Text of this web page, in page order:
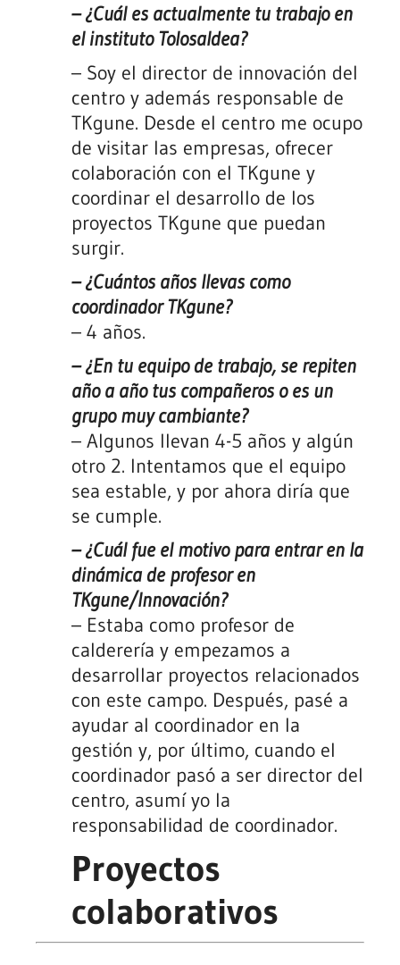
–¿Cuál es actualmente tu trabajo en
el instituto Tolosaldea?
– Soy el director de innovación del
centro y además responsable de
TKgune. Desde el centro me ocupo
de visitar las empresas, ofrecer
colaboración con el TKgune y
coordinar el desarrollo de los
proyectos TKgune que puedan
surgir.
– ¿Cuántos años llevas como
coordinador TKgune?
– 4 años.
– ¿En tu equipo de trabajo, se repiten
año a año tus compañeros o es un
grupo muy cambiante?
– Algunos llevan 4-5 años y algún
otro 2. Intentamos que el equipo
sea estable, y por ahora diría que
se cumple.
– ¿Cuál fue el motivo para entrar en la
dinámica de profesor en
TKgune/Innovación?
– Estaba como profesor de
calderería y empezamos a
desarrollar proyectos relacionados
con este campo. Después, pasé a
ayudar al coordinador en la
gestión y, por último, cuando el
coordinador pasó a ser director del
centro, asumí yo la
responsabilidad de coordinador.
Proyectos
colaborativos